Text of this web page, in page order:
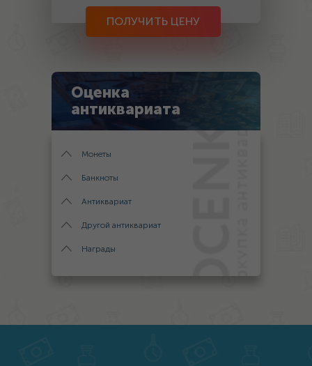
ПОЛУЧИТЬ ЦЕНУ
Оценка
антиквариата
Монеты
Банкноты
Антиквариат
Другой антиквариат
Награды